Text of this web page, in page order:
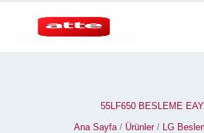
55LF650 BESLEME
Ana Sayfa/ Ürünler/ LG